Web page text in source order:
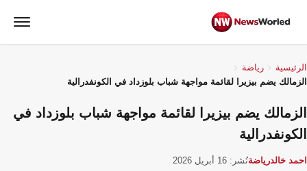
الرئيسية
رياضة
الزمالك يضم بيزيرا لقائمة مواجهة شباب بلوزداد في الكونفدرالية
الزمالك يضم بيزيرا لقائمة مواجهة شباب بلوزداد في
الكونفدرالية
احمد خالدرياضةنُشر: 16 أبريل 2026